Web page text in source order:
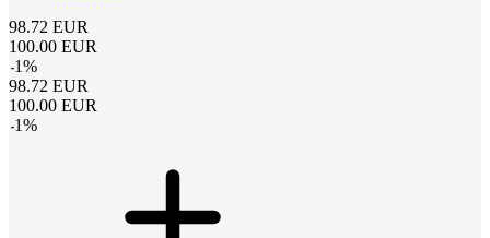
98.72 EUR
100.00 EUR
-1%
98.72 EUR
100.00 EUR
-1%